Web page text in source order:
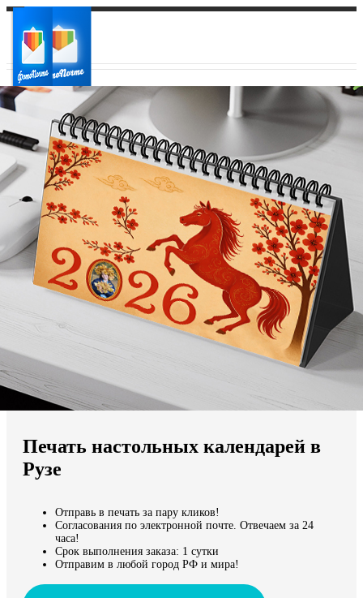
Ваш город:
Ваш регион доставки
Выберите из списка:
Мы доставляем по всему миру
Продолжить без города
Печать настольных календарей в
Рузе
Отправь в печать за пару кликов!
Согласования по электронной почте. Отвечаем за 24
часа!
Срок выполнения заказа: 1 сутки
Отправим в любой город РФ и мира!